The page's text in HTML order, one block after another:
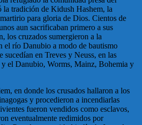
tradición de Kidush Hashem, la
para gloria de Dios. Cientos de
aun sacrificaban primero a sus
los cruzados sumergieron a la
el río Danubio a modo de bautismo
sucedían en Treves y Neuss, en las
el Danubio, Worms, Mainz, Bohemia y
en donde los crusados hallaron a los
y procedieron a incendiarlas
fueron vendidos como esclavos,
eventualmente redimidos por